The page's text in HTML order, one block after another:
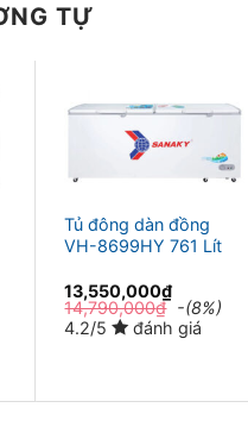
TỰ
Tủ đông dàn đồng
VH-8699HY 761 Lít
13,550,000₫
14,790,000₫ -(8%)
4.2/5
đánh giá